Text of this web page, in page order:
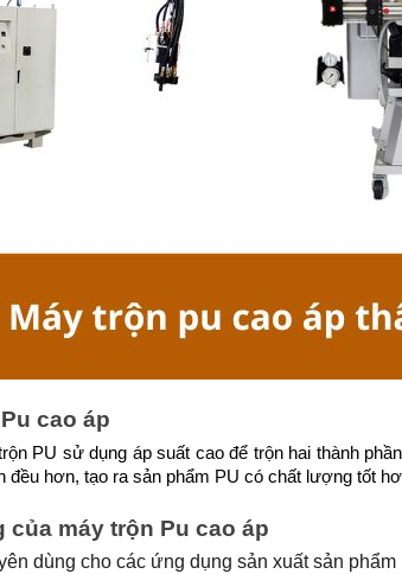
cao áp
PU sử dụng áp suất cao để trộn hai thành
đều hơn, tạo ra sản phẩm PU có chất lượng tốt
máy trộn Pu cao áp
dùng cho các ứng dụng sản xuất sản